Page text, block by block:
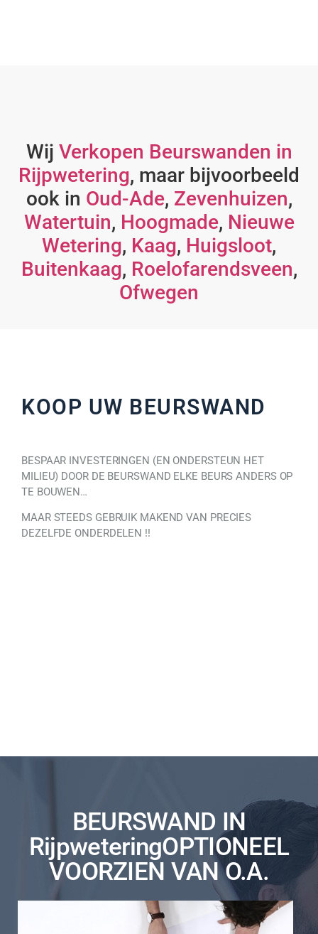
Wij Verkopen Beurswanden in
Rijpwetering, maar bijvoorbeeld
ook in Oud-Ade, Zevenhuizen,
Watertuin, Hoogmade, Nieuwe
Wetering, Kaag, Huigsloot,
Buitenkaag, Roelofarendsveen,
Ofwegen
KOOP UW BEURSWAND
BESPAAR INVESTERINGEN (EN ONDERSTEUN HET
MILIEU) DOOR DE BEURSWAND ELKE BEURS ANDERS OP
TE BOUWEN…
MAAR STEEDS GEBRUIK MAKEND VAN PRECIES
DEZELFDE ONDERDELEN !!
BEURSWAND IN
RijpweteringOPTIONEEL
VOORZIEN VAN O.A.